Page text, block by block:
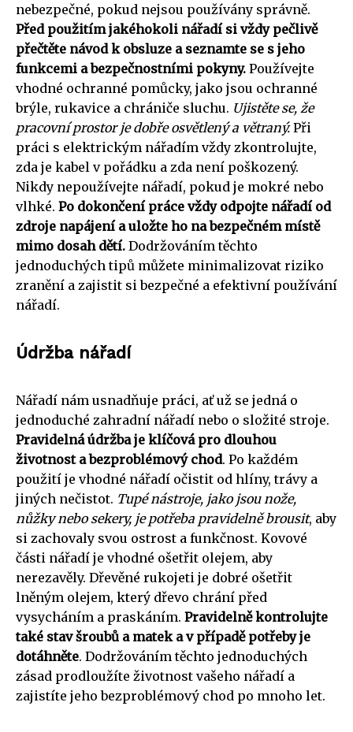
nebezpečné, pokud nejsou používány správně.
Před použitím jakéhokoli nářadí si vždy pečlivě
přečtěte návod k obsluze a seznamte se s jeho
funkcemi a bezpečnostními pokyny. Používejte
vhodné ochranné pomůcky, jako jsou ochranné
brýle, rukavice a chrániče sluchu. Ujistěte se, že
pracovní prostor je dobře osvětlený a větraný.Při
práci s elektrickým nářadím vždy zkontrolujte,
zda je kabel v pořádku a zda není poškozený.
Nikdy nepoužívejte nářadí, pokud je mokré nebo
vlhké. Po dokončení práce vždy odpojte nářadí od
zdroje napájení a uložte ho na bezpečném místě
mimo dosah dětí. Dodržováním těchto
jednoduchých tipů můžete minimalizovat riziko
zranění a zajistit si bezpečné a efektivní používání
nářadí.
Údržba nářadí
Nářadí nám usnadňuje práci, ať už se jedná o
jednoduché zahradní nářadí nebo o složité stroje.
Pravidelná údržba je klíčová pro dlouhou
životnost a bezproblémový chod. Po každém
použití je vhodné nářadí očistit od hlíny, trávy a
jiných nečistot. Tupé nástroje, jako jsou nože,
nůžky nebo sekery, je potřeba pravidelně brousit, aby
si zachovaly svou ostrost a funkčnost. Kovové
části nářadí je vhodné ošetřit olejem, aby
nerezavěly. Dřevěné rukojeti je dobré ošetřit
lněným olejem, který dřevo chrání před
vysycháním a praskáním. Pravidelně kontrolujte
také stav šroubů a matek a v případě potřeby je
dotáhněte. Dodržováním těchto jednoduchých
zásad prodloužíte životnost vašeho nářadí a
zajistíte jeho bezproblémový chod po mnoho let.